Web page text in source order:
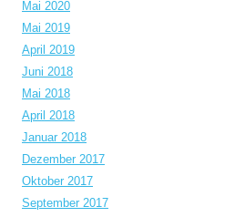
Mai 2020
Mai 2019
April 2019
Juni 2018
Mai 2018
April 2018
Januar 2018
Dezember 2017
Oktober 2017
September 2017